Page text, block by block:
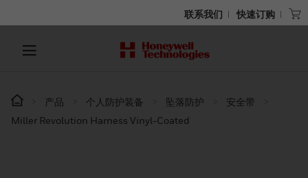
联系我们 快速订购
产品 个人防护装备 坠落防护
安全带
Miller Revolution Harness Vinyl-Coated